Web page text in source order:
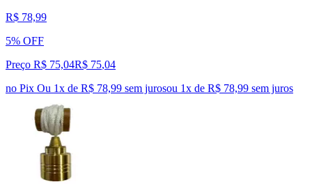
R$ 78,99
5% OFF
Preço R$ 75,04R$ 75,04
no Pix Ou 1x de R$ 78,99 sem jurosou 1x de R$ 78,99 sem juros